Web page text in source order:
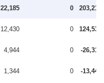
22,185 0 203,215
12,430 0 124,530
4,944 0 -26,312
1,344 0 -13,446